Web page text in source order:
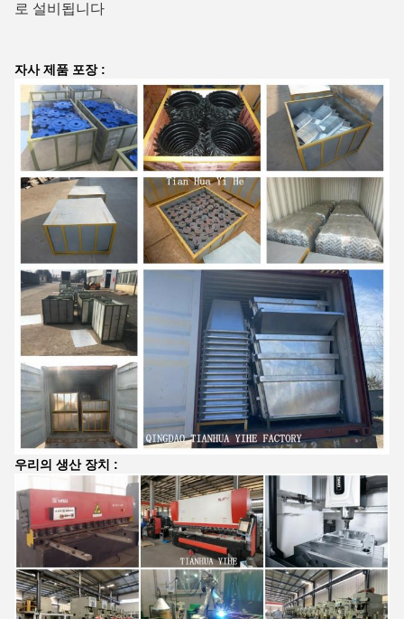
로 설비됩니다
자사 제품 포장 :
우리의 생산 장치 :